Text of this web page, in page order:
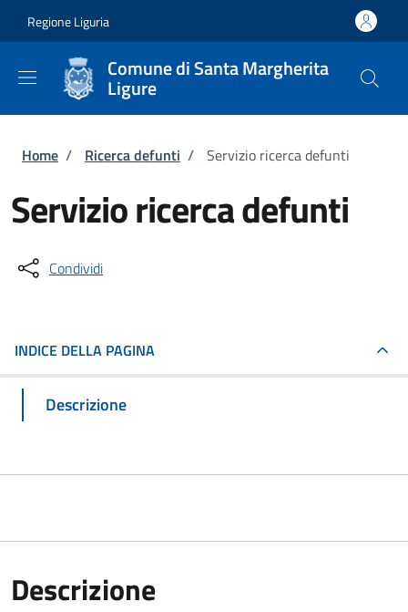
Regione Liguria
Comune di Santa Margherita
Ligure
Briciole di pane
Home / Ricerca defunti / Servizio ricerca defunti
Servizio ricerca defunti
Condividi
INDICE DELLA PAGINA
Descrizione
Descrizione